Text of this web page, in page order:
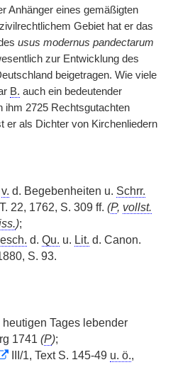
Anhänger eines gemäßigten
Gebiet hat er das
usus modernus pandectarum
zur Entwicklung des
beigetragen. Wie viele
B. auch ein bedeutender
ihm 2725 Rechtsgutachten
er als Dichter von Kirchenliedern
v. d. Begebenheiten u. Schrr.
22, 1762, S. 309 ff. (P, vollst.
);
d. Qu. u. Lit. d. Canon.
S. 93.
Tages lebender
1741 (P);
III/1, Text S. 145-49 u. ö.,